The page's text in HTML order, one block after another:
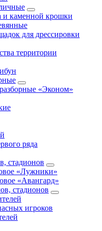
и каменной крошки
для дрессировки
территории
«Эконом»
ряда
стадионов
«Лужники»
«Авангард»
стадионов
игроков